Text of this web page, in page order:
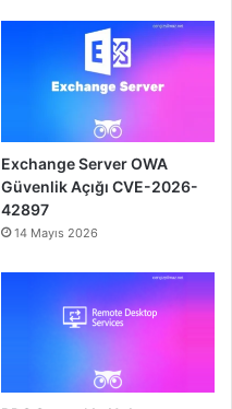
Exchange Server OWA
Güvenlik Açığı CVE-2026-
42897
14 Mayıs 2026